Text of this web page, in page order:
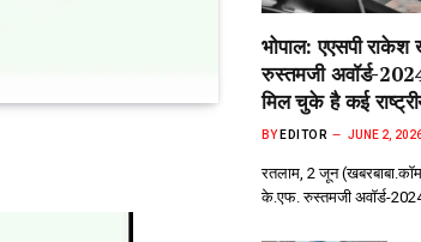
भोपाल: एएसपी राकेश‌
रुस्तमजी अवॉर्ड-
मिल चुके है कई
BY EDITOR JUNE 2,
रतलाम, 2 जून
के.एफ. रुस्तमजी अवॉर्ड-